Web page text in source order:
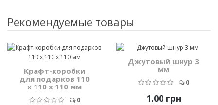
Рекомендуемые товары
Крафт-коробки
для подарков 110
x 110 x 110 мм
0
Джутовый шнур 3
мм
0
1.00 грн